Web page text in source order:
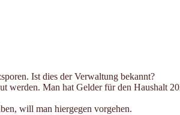
Ist dies der Verwaltung bekannt?
werden. Man hat Gelder für den Haushalt
will man hiergegen vorgehen.